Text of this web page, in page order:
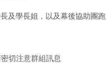
及學長姐，以及幕後協助團
切注意群組訊息